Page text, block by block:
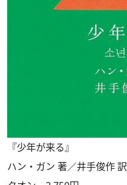
『少年が来る』
ハン・ガン 著／井手俊作 訳